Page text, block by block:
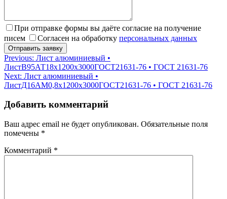
При отправке формы вы даёте согласие на получение
писем
Согласен на обработку персональных данных
Навигация
по
записям
Previous: Лист алюминиевый •
ЛистВ95АТ18х1200х3000ГОСТ21631-76 • ГОСТ 21631-76
Next: Лист алюминиевый •
ЛистД16АМ0,8х1200х3000ГОСТ21631-76 • ГОСТ 21631-76
Добавить комментарий
Ваш адрес email не будет опубликован. Обязательные поля
помечены *
Комментарий *